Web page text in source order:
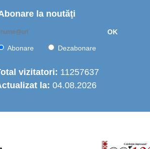
Regională Centru a continuat seria de
dedicate autorităților publice locale
la noutăţi
OK
Abonare Dezabonare
vizitatori: 11257637
la: 04.08.2026